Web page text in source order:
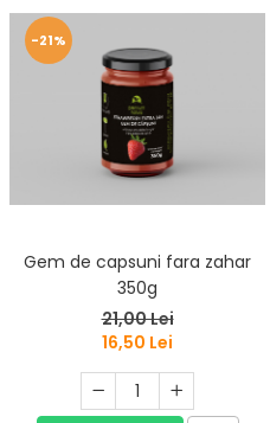
-21%
Gem de capsuni fara zahar
350g
21,00 Lei
16,50 Lei